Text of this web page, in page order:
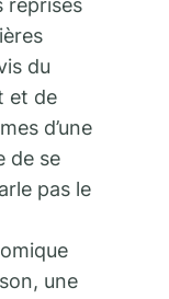
reprises
du
et de
d’une
de se
pas le
une